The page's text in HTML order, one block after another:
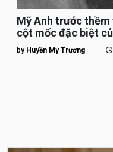
Mỹ Anh trước
cột mốc đặc biệt
tế”
by Huyền My Trương